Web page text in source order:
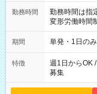
勤務時間
勤務時間は指
変形労働時間制 想定
～21：00
期間 単発・1日の
特徴
週1日からOK
募集